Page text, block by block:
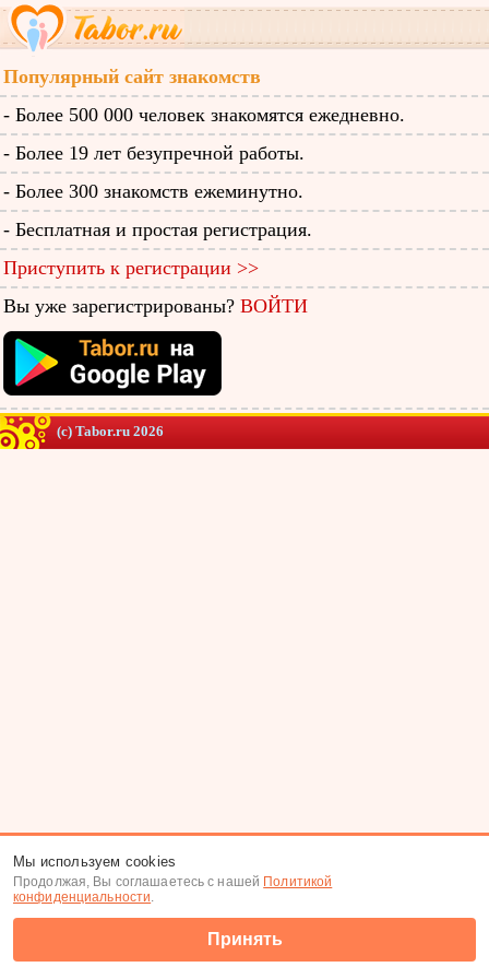
Популярный сайт знакомств
- Более 500 000 человек знакомятся ежедневно.
- Более 19 лет безупречной работы.
- Более 300 знакомств ежеминутно.
- Бесплатная и простая регистрация.
Приступить к регистрации >>
Вы уже зарегистрированы? ВОЙТИ
(c) Tabor.ru 2026
Мы используем cookies
Продолжая, Вы соглашаетесь с нашей Политикой
конфиденциальности.
Принять